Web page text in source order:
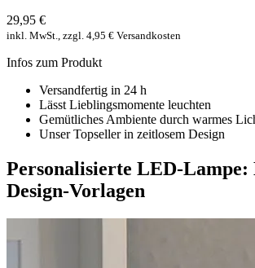
29,95 €
inkl. MwSt., zzgl. 4,95 € Versandkosten
Infos zum Produkt
Versandfertig in 24 h
Lässt Lieblingsmomente leuchten
Gemütliches Ambiente durch warmes
Unser Topseller in zeitlosem Design
Personalisierte LED-Lampe:
Design-Vorlagen